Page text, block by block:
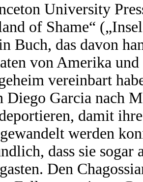
University
of Shame“
Buch, das davon
von Amerika
vereinbart
Diego Garcia nach
damit
werden
dass sie sogar
Den